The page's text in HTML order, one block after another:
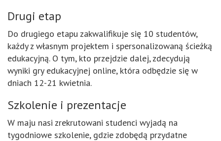
Drugi etap
Do drugiego etapu zakwalifikuje się 10 studentów,
każdy z własnym projektem i spersonalizowaną ścieżką
edukacyjną. O tym, kto przejdzie dalej, zdecydują
wyniki gry edukacyjnej online, która odbędzie się w
dniach 12-21 kwietnia.
Szkolenie i prezentacje
W maju nasi zrekrutowani studenci wyjadą na
tygodniowe szkolenie, gdzie zdobędą przydatne